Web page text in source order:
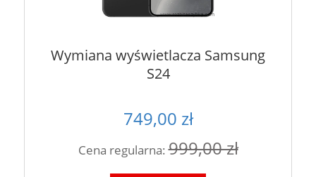
Wymiana wyświetlacza Samsung
S24
749,00 zł
Cena regularna:999,00 zł